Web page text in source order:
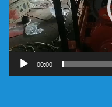
00:00